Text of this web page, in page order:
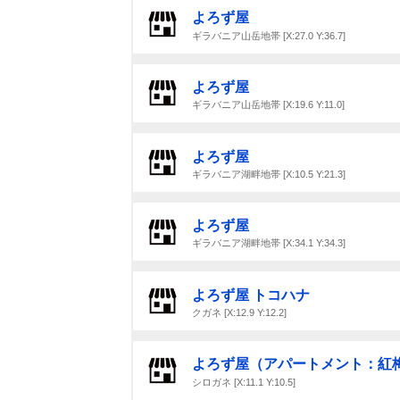
よろず屋
ギラバニア山岳地帯 [X:27.0 Y:36.7]
よろず屋
ギラバニア山岳地帯 [X:19.6 Y:11.0]
よろず屋
ギラバニア湖畔地帯 [X:10.5 Y:21.3]
よろず屋
ギラバニア湖畔地帯 [X:34.1 Y:34.3]
よろず屋 トコハナ
クガネ [X:12.9 Y:12.2]
よろず屋（アパートメント：紅
シロガネ [X:11.1 Y:10.5]